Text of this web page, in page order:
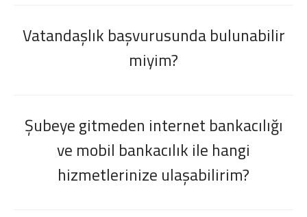
Şube ve ATM’ler
Ürün ve Hizmet Ücretleri
Englishالعربية
Vatandaşlık başvurusunda bulunabilir
miyim?
Şubeye gitmeden internet bankacılığı
ve mobil bankacılık ile hangi
hizmetlerinize ulaşabilirim?